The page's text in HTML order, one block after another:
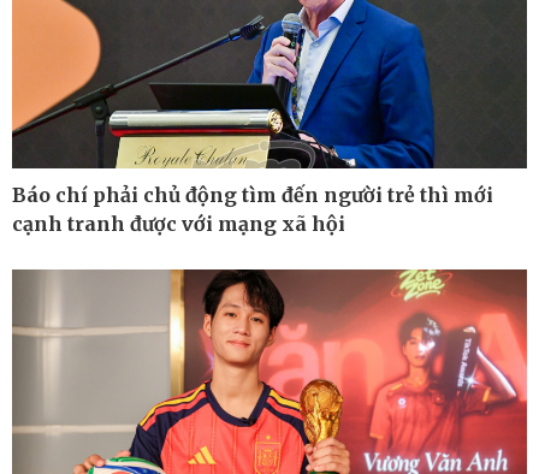
Bất động sản
Khởi nghiệp
Thị trường
Giá vàng
Tiêu dùng
Tỷ giá
Chứng khoán
Giá cà phê
Báo chí phải chủ động tìm đến người trẻ thì mới
cạnh tranh được với mạng xã hội